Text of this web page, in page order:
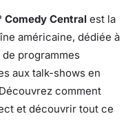
Comedy Central est la
américaine, dédiée à
programmes
aux talk-shows en
comment
et découvrir tout ce